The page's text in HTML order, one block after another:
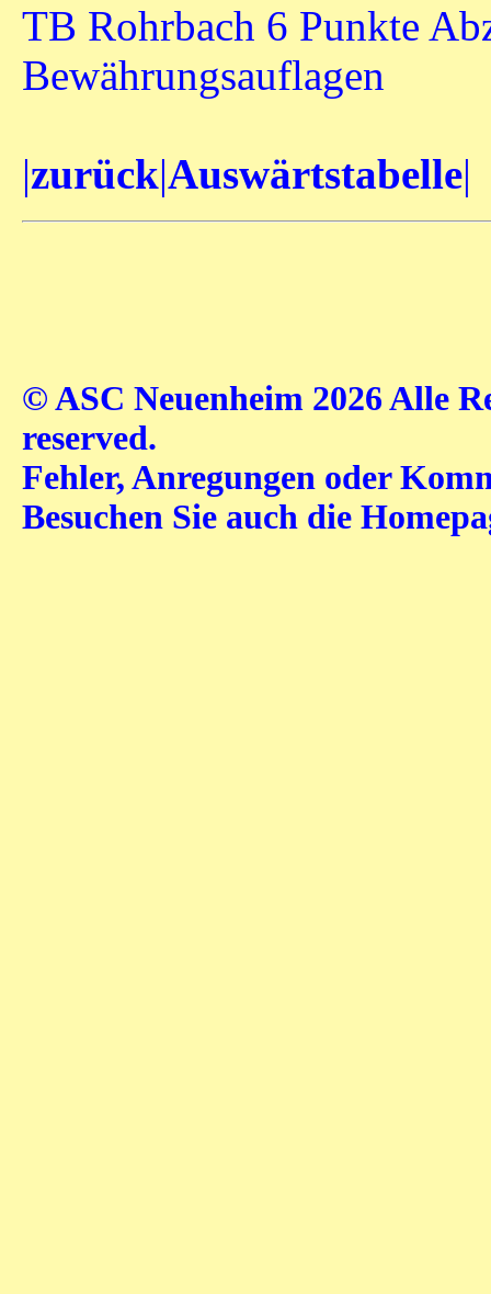
TB Rohrbach 6 Punkte
Bewährungsauflagen
|zurück|Auswärtstabelle|
© ASC Neuenheim 2026 Alle
reserved.
Fehler, Anregungen oder
Besuchen Sie auch die